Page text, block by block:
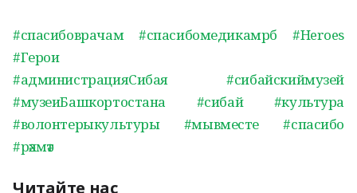
#спасибоврачам #спасибомедикамрб
#Heroes
#Герои
#администрацияСибая
#сибайскиймузей
#музеиБашкортостана
#сибай
#культура
#волонтерыкультуры
#мывместе
#спасибо
#рәхмәт
Читайте нас